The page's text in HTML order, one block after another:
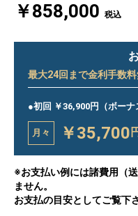
￥858,000 税込
最大24回まで金利手数
●初回 ￥36,900円（ボーナ
月々 ￥35,700
※お支払い例には諸費用（
ません。
お支払の目安としてご覧下さ